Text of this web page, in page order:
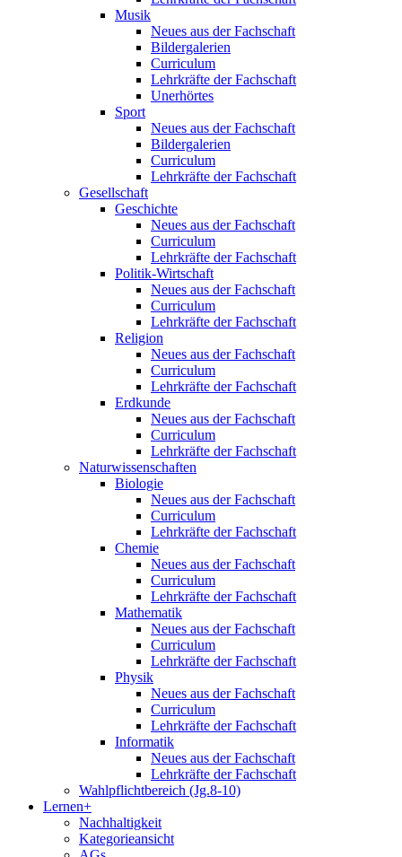
Musik
Neues aus der Fachschaft
Bildergalerien
Curriculum
Lehrkräfte der Fachschaft
Unerhörtes
Sport
Neues aus der Fachschaft
Bildergalerien
Curriculum
Lehrkräfte der Fachschaft
Gesellschaft
Geschichte
Neues aus der Fachschaft
Curriculum
Lehrkräfte der Fachschaft
Politik-Wirtschaft
Neues aus der Fachschaft
Curriculum
Lehrkräfte der Fachschaft
Religion
Neues aus der Fachschaft
Curriculum
Lehrkräfte der Fachschaft
Erdkunde
Neues aus der Fachschaft
Curriculum
Lehrkräfte der Fachschaft
Naturwissenschaften
Biologie
Neues aus der Fachschaft
Curriculum
Lehrkräfte der Fachschaft
Chemie
Neues aus der Fachschaft
Curriculum
Lehrkräfte der Fachschaft
Mathematik
Neues aus der Fachschaft
Curriculum
Lehrkräfte der Fachschaft
Physik
Neues aus der Fachschaft
Curriculum
Lehrkräfte der Fachschaft
Informatik
Neues aus der Fachschaft
Lehrkräfte der Fachschaft
Wahlpflichtbereich (Jg.8-10)
Lernen+
Nachhaltigkeit
Kategorieansicht